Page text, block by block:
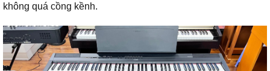
không quá cồng kềnh.